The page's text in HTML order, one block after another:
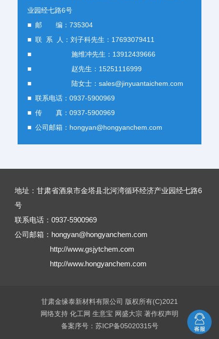
业园经七路6号
■ 邮 编：735304
■ 联 系 人：刘子科先生：17693079411
■ 施维冲先生：13912439666
■ 赵先生：15251116999
■ 陆女士：sales@jinyuantaichem.com
■ 联系电话：0937-5900969
■ 传 真：0937-5900969
■ 公司邮箱： hongyan@hongyanchem.com
地址：甘肃省酒泉市金塔县北河湾循环经济产业园经七路6
号
联系电话：0937-5900969
公司邮箱： hongyan@hongyanchem.com
http://www.gsjytchem.com
http://www.hongyanchem.com
甘肃金缘泰新材料有限公司 版权所有(C)2021
网络支持 化工网 生意宝 网盛大宗 著作权声明
备案序号：苏ICP备05020315号